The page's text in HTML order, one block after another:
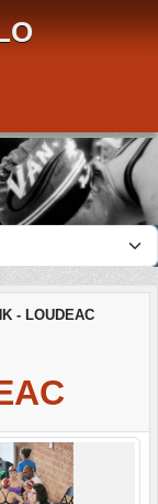
- LOUDEAC